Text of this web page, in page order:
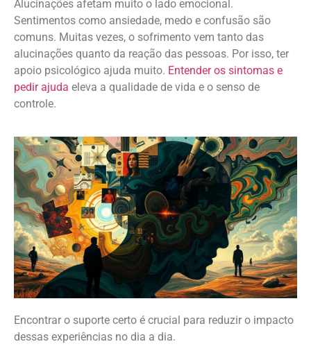
Alucinações afetam muito o lado emocional.
Sentimentos como ansiedade, medo e confusão são
comuns. Muitas vezes, o sofrimento vem tanto das
alucinações quanto da reação das pessoas. Por isso, ter
apoio psicológico ajuda muito. Entender os sintomas e
pedir ajuda eleva a qualidade de vida e o senso de
controle.
Encontrar o suporte certo é crucial para reduzir o impacto
dessas experiências no dia a dia.